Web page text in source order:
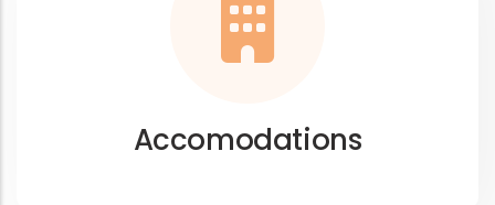
Accomodations